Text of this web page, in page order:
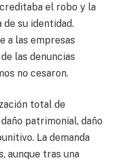
el robo y la
su identidad.
a las empresas
las denuncias
no cesaron.
total de
patrimonial, daño
La demanda
aunque tras una